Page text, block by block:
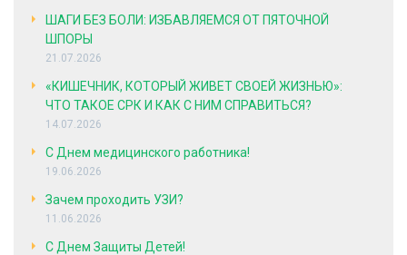
ШАГИ БЕЗ БОЛИ: ИЗБАВЛЯЕМСЯ ОТ ПЯТОЧНОЙ
ШПОРЫ
21.07.2026
«КИШЕЧНИК, КОТОРЫЙ ЖИВЕТ СВОЕЙ ЖИЗНЬЮ»:
ЧТО ТАКОЕ СРК И КАК С НИМ СПРАВИТЬСЯ?
14.07.2026
С Днем медицинского работника!
19.06.2026
Зачем проходить УЗИ?
11.06.2026
С Днем Защиты Детей!